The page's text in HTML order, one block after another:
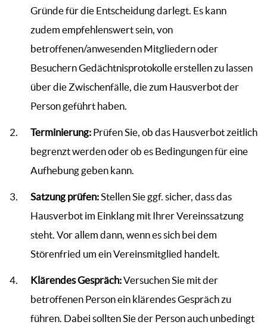
Gründe für die Entscheidung darlegt. Es kann
zudem empfehlenswert sein, von
betroffenen/anwesenden Mitgliedern oder
Besuchern Gedächtnisprotokolle erstellen zu lassen
über die Zwischenfälle, die zum Hausverbot der
Person geführt haben.
Terminierung: Prüfen Sie, ob das Hausverbot zeitlich
begrenzt werden oder ob es Bedingungen für eine
Aufhebung geben kann.
Satzung prüfen:Stellen Sie ggf. sicher, dass das
Hausverbot im Einklang mit Ihrer Vereinssatzung
steht. Vor allem dann, wenn es sich bei dem
Störenfried um ein Vereinsmitglied handelt.
Klärendes Gespräch:Versuchen Sie mit der
betroffenen Person ein klärendes Gespräch zu
führen. Dabei sollten Sie der Person auch unbedingt